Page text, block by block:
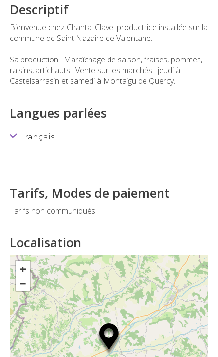
Descriptif
Bienvenue chez Chantal Clavel productrice installée sur la
commune de Saint Nazaire de Valentane.
Sa production : Maraîchage de saison, fraises, pommes,
raisins, artichauts . Vente sur les marchés : jeudi à
Castelsarrasin et samedi à Montaigu de Quercy.
Langues parlées
Français
Tarifs, Modes de paiement
Tarifs non communiqués.
Localisation
+
−